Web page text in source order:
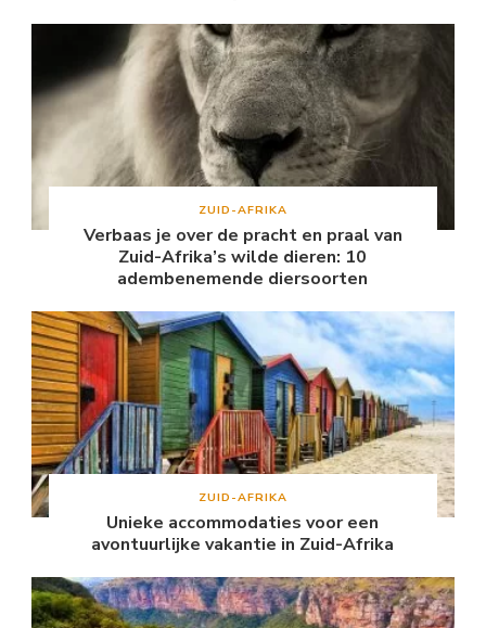
ZUID-AFRIKA
Verbaas je over de pracht en praal van
Zuid-Afrika’s wilde dieren: 10
adembenemende diersoorten
ZUID-AFRIKA
Unieke accommodaties voor een
avontuurlijke vakantie in Zuid-Afrika